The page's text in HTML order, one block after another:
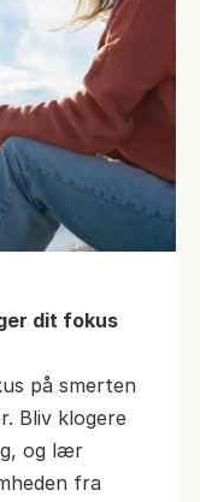
dit fokus
på smerten
Bliv klogere
og lær
fra